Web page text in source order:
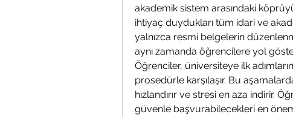
akademik sistem arasındaki
ihtiyaç duydukları tüm idari ve
yalnızca resmi belgelerin
aynı zamanda öğrencilere yol
Öğrenciler, üniversiteye ilk
prosedürle karşılaşır. Bu
hızlandırır ve stresi en aza indirir.
güvenle başvurabilecekleri en